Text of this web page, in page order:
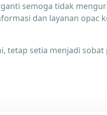
semoga tidak
dan layanan opac
tetap setia menjadi